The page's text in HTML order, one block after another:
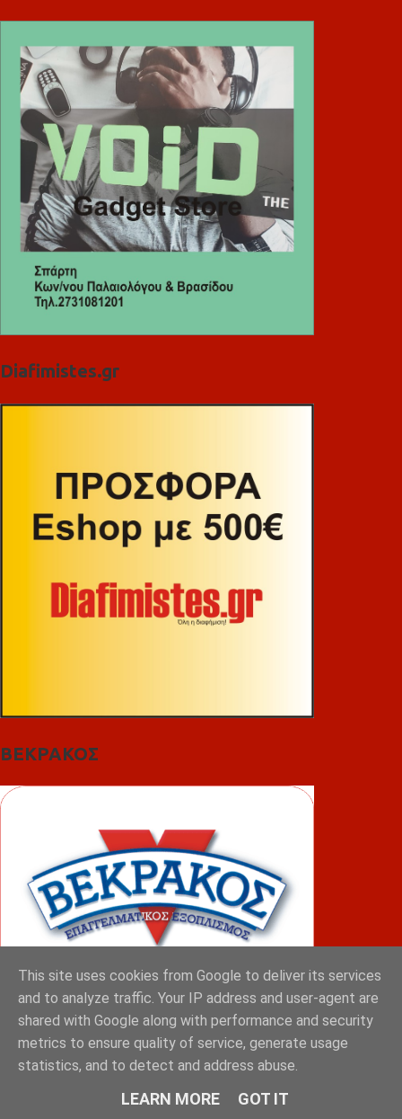
Diafimistes.gr
ΒΕΚΡΑΚΟΣ
ΦΟΥΝΤΑΣ
This site uses cookies from Google to deliver its services
and to analyze traffic. Your IP address and user-agent are
shared with Google along with performance and security
metrics to ensure quality of service, generate usage
statistics, and to detect and address abuse.
LEARN MORE GOT IT